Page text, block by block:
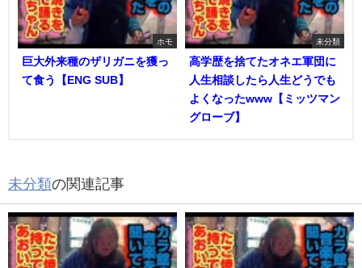
ホモ
巨大外来種のザリガニを獲っ
て食う【ENG SUB】
未分類
高学歴を捨てたオネエ軍団に
人生相談したら人生どうでも
よくなったwww【ミッツマン
グローブ】
未分類の関連記事